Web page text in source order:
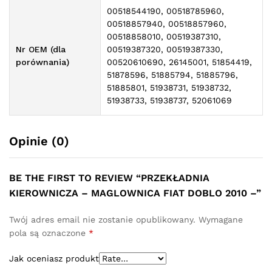
Nr OEM (dla
porównania)
00518544190, 00518785960,
00518857940, 00518857960,
00518858010, 00519387310,
00519387320, 00519387330,
00520610690, 26145001, 51854419,
51878596, 51885794, 51885796,
51885801, 51938731, 51938732,
51938733, 51938737, 52061069
Opinie (0)
BE THE FIRST TO REVIEW “PRZEKŁADNIA
KIEROWNICZA – MAGLOWNICA FIAT DOBLO 2010 –”
Twój adres email nie zostanie opublikowany. Wymagane
pola są oznaczone *
Jak oceniasz produkt